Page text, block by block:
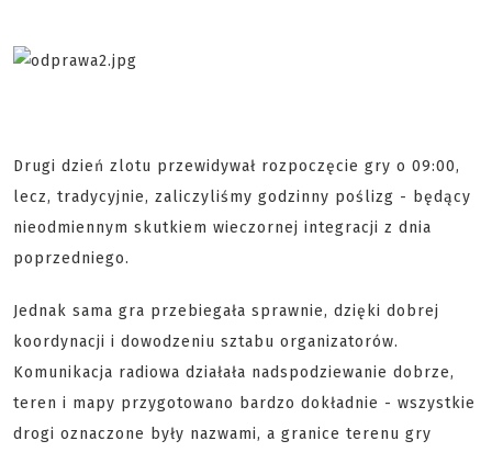
Drugi dzień zlotu przewidywał rozpoczęcie gry o 09:00,
lecz, tradycyjnie, zaliczyliśmy godzinny poślizg - będący
nieodmiennym skutkiem wieczornej integracji z dnia
poprzedniego.
Jednak sama gra przebiegała sprawnie, dzięki dobrej
koordynacji i dowodzeniu sztabu organizatorów.
Komunikacja radiowa działała nadspodziewanie dobrze,
teren i mapy przygotowano bardzo dokładnie - wszystkie
drogi oznaczone były nazwami, a granice terenu gry